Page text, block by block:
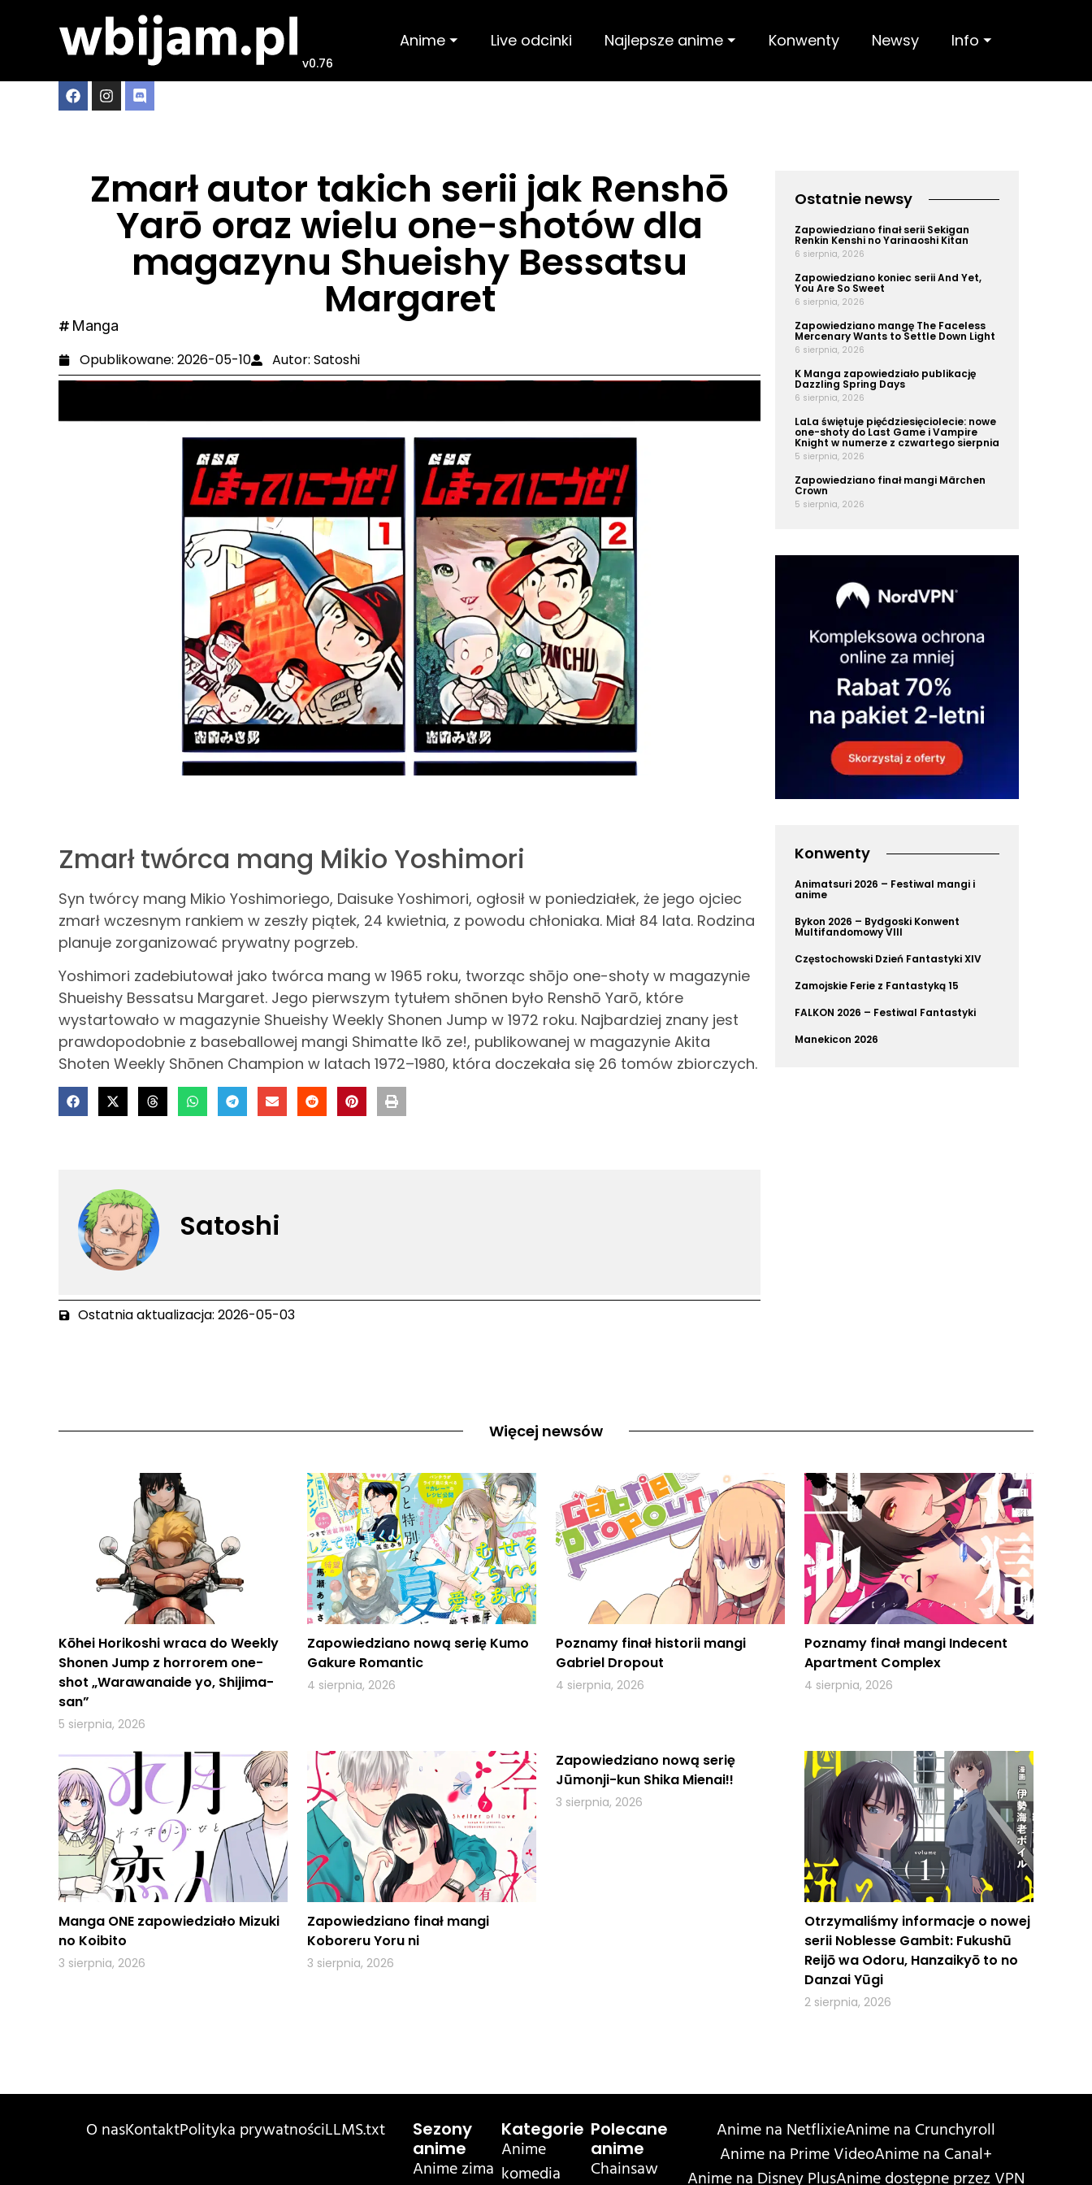
v0.76
Anime ⏷ Live odcinki Najlepsze anime ⏷ Konwenty Newsy Info ⏷
Zmarł autor takich serii jak Renshō
Yarō oraz wielu one-shotów dla
magazynu Shueishy Bessatsu
Margaret
Manga
Opublikowane: 2026-05-10 Autor: Satoshi
Zmarł twórca mang Mikio Yoshimori
Syn twórcy mang Mikio Yoshimoriego, Daisuke Yoshimori, ogłosił w poniedziałek, że jego ojciec
zmarł wczesnym rankiem w zeszły piątek, 24 kwietnia, z powodu chłoniaka. Miał 84 lata. Rodzina
planuje zorganizować prywatny pogrzeb.
Yoshimori zadebiutował jako twórca mang w 1965 roku, tworząc shōjo one-shoty w magazynie
Shueishy Bessatsu Margaret. Jego pierwszym tytułem shōnen było Renshō Yarō, które
wystartowało w magazynie Shueishy Weekly Shonen Jump w 1972 roku. Najbardziej znany jest
prawdopodobnie z baseballowej mangi Shimatte Ikō ze!, publikowanej w magazynie Akita
Shoten Weekly Shōnen Champion w latach 1972–1980, która doczekała się 26 tomów zbiorczych.
Satoshi
Ostatnia aktualizacja: 2026-05-03
Ostatnie newsy
Zapowiedziano finał serii Sekigan
Renkin Kenshi no Yarinaoshi Kitan
6 sierpnia, 2026
Zapowiedziano koniec serii And Yet,
You Are So Sweet
6 sierpnia, 2026
Zapowiedziano mangę The Faceless
Mercenary Wants to Settle Down Light
6 sierpnia, 2026
K Manga zapowiedziało publikację
Dazzling Spring Days
6 sierpnia, 2026
LaLa świętuje pięćdziesięciolecie: nowe
one-shoty do Last Game i Vampire
Knight w numerze z czwartego sierpnia
5 sierpnia, 2026
Zapowiedziano finał mangi Märchen
Crown
5 sierpnia, 2026
Konwenty
Animatsuri 2026 – Festiwal mangi i
anime
Bykon 2026 – Bydgoski Konwent
Multifandomowy VIII
Częstochowski Dzień Fantastyki XIV
Zamojskie Ferie z Fantastyką 15
FALKON 2026 – Festiwal Fantastyki
Manekicon 2026
Więcej newsów
Kōhei Horikoshi wraca do Weekly
Shonen Jump z horrorem one-
shot „Warawanaide yo, Shijima-
san”
5 sierpnia, 2026
Zapowiedziano nową serię Kumo
Gakure Romantic
4 sierpnia, 2026
Poznamy finał historii mangi
Gabriel Dropout
4 sierpnia, 2026
Poznamy finał mangi Indecent
Apartment Complex
4 sierpnia, 2026
Manga ONE zapowiedziało Mizuki
no Koibito
3 sierpnia, 2026
Zapowiedziano finał mangi
Koboreru Yoru ni
3 sierpnia, 2026
Zapowiedziano nową serię
Jūmonji-kun Shika Mienai!!
3 sierpnia, 2026
Otrzymaliśmy informacje o nowej
serii Noblesse Gambit: Fukushū
Reijō wa Odoru, Hanzaikyō to no
Danzai Yūgi
2 sierpnia, 2026
O nasKontaktPolityka prywatnościLLMS.txt
Sezony
anime
Anime zima
Kategorie
Anime
komedia
Polecane
anime
Chainsaw
Anime na NetflixieAnime na Crunchyroll
Anime na Prime VideoAnime na Canal+